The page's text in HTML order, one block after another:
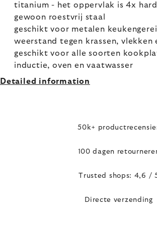
titanium - het oppervlak is 4x
gewoon roestvrij staal
geschikt voor metalen
weerstand tegen krassen, vlekken
geschikt voor alle soorten
inductie, oven en vaatwasser
Detailed information
50k+
100 dagen
Trusted shops: 4,6 /
Directe verzending